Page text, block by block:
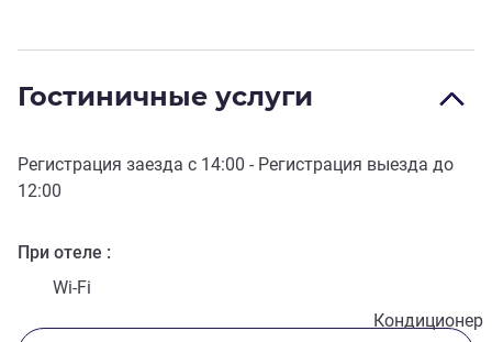
Гостиничные услуги
Регистрация заезда с 14:00 - Регистрация выезда до
12:00
При отеле
Wi-Fi
Кондиционер